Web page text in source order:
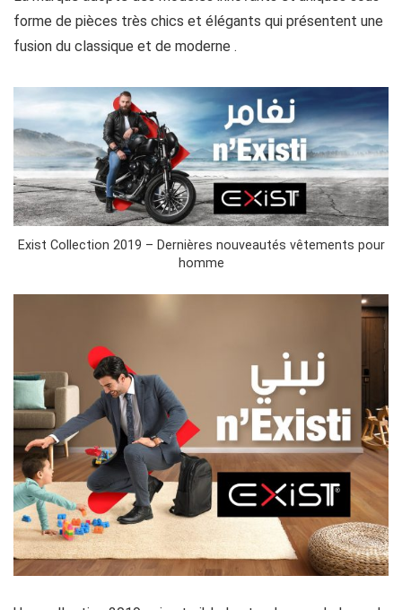
forme de pièces très chics et élégants qui présentent une
fusion du classique et de moderne .
Exist Collection 2019 – Dernières nouveautés vêtements pour
homme